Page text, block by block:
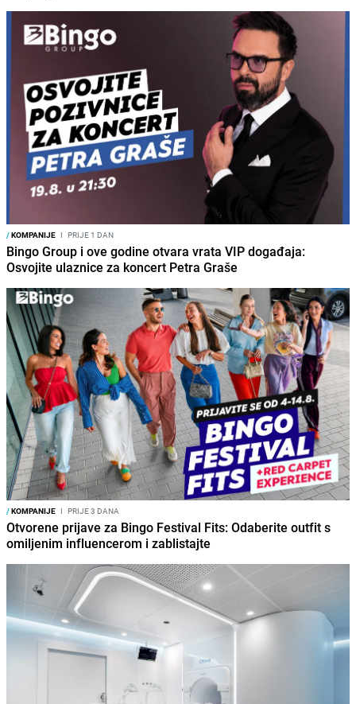
/KOMPANIJE I PRIJE 1 DAN
Bingo Group i ove godine otvara vrata VIP događaja:
Osvojite ulaznice za koncert Petra Graše
/KOMPANIJE I PRIJE 3 DANA
Otvorene prijave za Bingo Festival Fits: Odaberite outfit s
omiljenim influencerom i zablistajte